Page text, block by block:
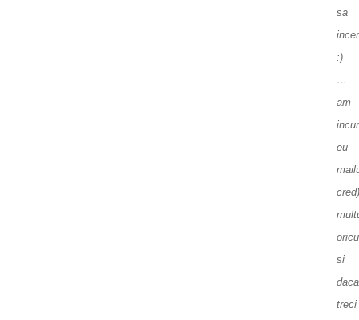
sa
:)
…
am
eu
cred)
si
daca
treci